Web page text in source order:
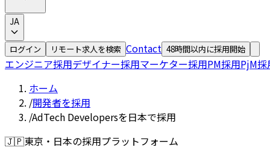
JA
ログイン リモート求人を検索 Contact 48時間以内に採用開始
エンジニア採用デザイナー採用マーケター採用PM採用PjM採
ホーム
/開発者を採用
/AdTech Developersを日本で採用
🇯🇵東京・日本の採用プラットフォーム